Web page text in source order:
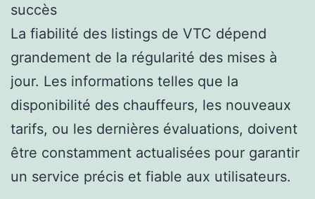
succès
La fiabilité des listings de VTC dépend
grandement de la régularité des mises à
jour. Les informations telles que la
disponibilité des chauffeurs, les nouveaux
tarifs, ou les dernières évaluations, doivent
être constamment actualisées pour garantir
un service précis et fiable aux utilisateurs.